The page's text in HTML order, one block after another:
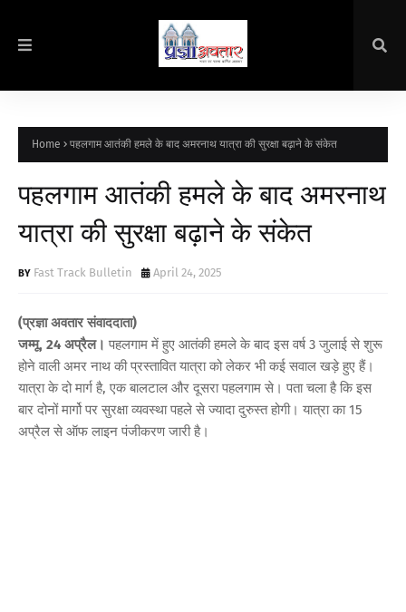
Home पहलगाम आतंकी हमले के बाद अमरनाथ यात्रा की सुरक्षा बढ़ाने के संकेत
पहलगाम आतंकी हमले के बाद अमरनाथ
यात्रा की सुरक्षा बढ़ाने के संकेत
Fast Track Bulletin April 24, 2025
(प्रज्ञा अवतार संवाददाता)
जम्मू, 24 अप्रैल। पहलगाम में हुए आतंकी हमले के बाद इस वर्ष 3 जुलाई से शुरू
होने वाली अमर नाथ की प्रस्तावित यात्रा को लेकर भी कई सवाल खड़े हुए हैं।
यात्रा के दो मार्ग है, एक बालटाल और दूसरा पहलगाम से। पता चला है कि इस
बार दोनों मार्गो पर सुरक्षा व्यवस्था पहले से ज्यादा दुरुस्त होगी। यात्रा का 15
अप्रैल से ऑफ लाइन पंजीकरण जारी है।